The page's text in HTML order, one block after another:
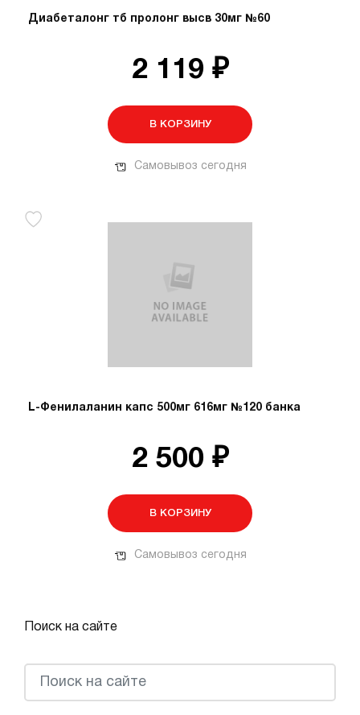
Диабеталонг тб пролонг высв 30мг №60
2 119 ₽
В КОРЗИНУ
Самовывоз сегодня
L-Фенилаланин капс 500мг 616мг №120 банка
2 500 ₽
В КОРЗИНУ
Самовывоз сегодня
Поиск на сайте